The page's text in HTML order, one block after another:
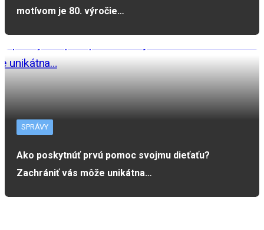
motívom je 80. výročie…
SPRÁVY
Ako poskytnúť prvú pomoc svojmu dieťaťu?
Zachrániť vás môže unikátna…